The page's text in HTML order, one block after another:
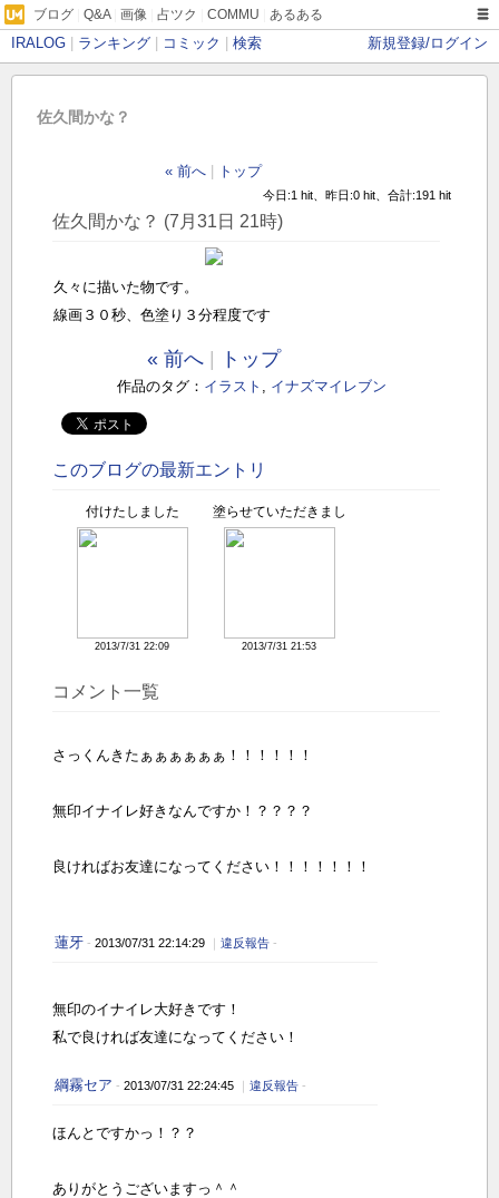
ブログ Q&A| 画像 占ツク COMMU あるある
IRALOG ランキング コミック 検索 新規登録/ログイン
佐久間かな？
« 前へ トップ
今日:1 hit、昨日:0 hit、合計:191 hit
佐久間かな？ (7月31日 21時)
久々に描いた物です。
線画３０秒、色塗り３分程度です
« 前へ トップ
作品のタグ： イラスト , イナズマイレブン
このブログの最新エントリ
付けたしました
2013/7/31 22:09
塗らせていただきまし
2013/7/31 21:53
コメント一覧
さっくんきたぁぁぁぁぁぁ！！！！！！
無印イナイレ好きなんですか！？？？？
良ければお友達になってください！！！！！！！
蓮牙- 2013/07/31 22:14:29 ｜ 違反報告 -
無印のイナイレ大好きです！
私で良ければ友達になってください！
綱霧セア - 2013/07/31 22:24:45 ｜ 違反報告 -
ほんとですかっ！？？
ありがとうございますっ＾＾